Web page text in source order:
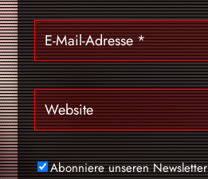
Abonniere unseren Newsletter